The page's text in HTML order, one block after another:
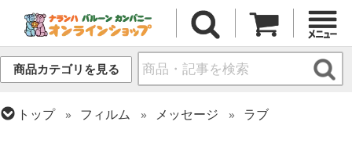
商品カテゴリを見る
トップ フィルム メッセージ
ラブ